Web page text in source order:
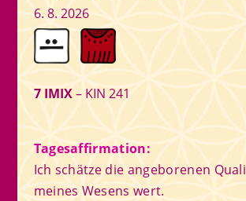
6. 8. 2026
7 IMIX– KIN 241
Tagesaffirmation:
Ich schätze die angeborenen
meines Wesens wert.